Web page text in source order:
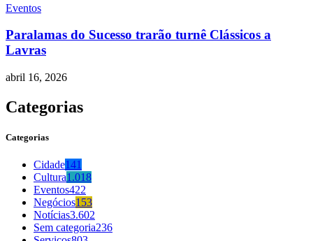
Eventos
Paralamas do Sucesso trarão turnê Clássicos a
Lavras
abril 16, 2026
Categorias
Categorias
Cidade141
Cultura1.018
Eventos422
Negócios153
Notícias3.602
Sem categoria236